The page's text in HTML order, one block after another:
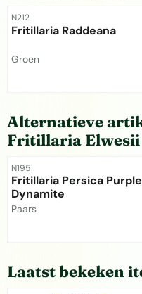
Artikelnummer
N212
Fritillaria Raddeana
Merk:
Groen
Alternatieve
Fritillaria Elwesii
Artikelnummer
N195
Fritillaria Persica Purple
Dynamite
Merk:
Paars
Laatst bekeken